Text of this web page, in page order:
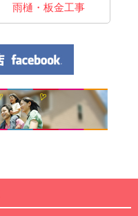
雨樋・板金工事